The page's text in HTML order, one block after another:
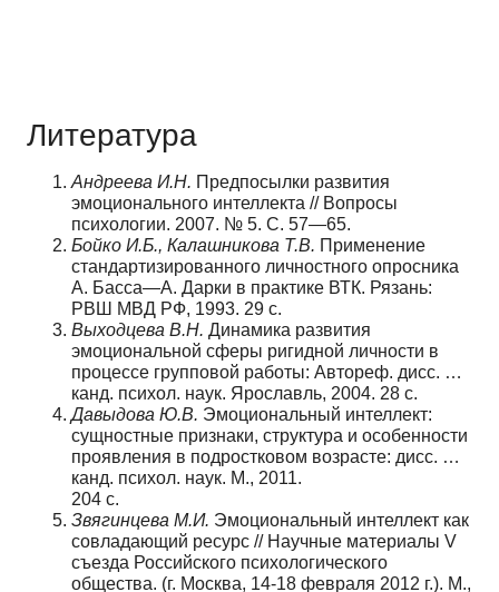
Литература
Андреева И.Н. Предпосылки развития
эмоционального интеллекта // Вопросы
психологии. 2007. № 5. С. 57—65.
Бойко И.Б., Калашникова Т.В. Применение
стандартизированного личностного опросника
А. Басса—А. Дарки в практике ВТК. Рязань:
РВШ МВД РФ, 1993. 29 с.
Выходцева В.Н. Динамика развития
эмоциональной сферы ригидной личности в
процессе групповой работы: Aвтореф. дисс. …
канд. психол. наук. Ярославль, 2004. 28 с.
Давыдова Ю.В. Эмоциональный интеллект:
сущностные признаки, структура и особенности
проявления в подростковом возрасте: дисс. …
канд. психол. наук. М., 2011.
204 с.
Звягинцева М.И. Эмоциональный интеллект как
совладающий ресурс // Научные материалы V
съезда Российского психологического
общества. (г. Москва, 14-18 февраля 2012 г.). М.,